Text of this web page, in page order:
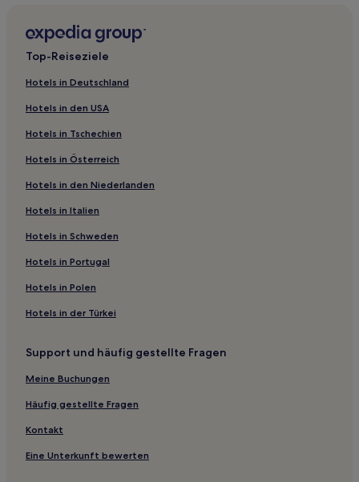
Top-Reiseziele
Hotels in Deutschland
Hotels in den USA
Hotels in Tschechien
Hotels in Österreich
Hotels in den Niederlanden
Hotels in Italien
Hotels in Schweden
Hotels in Portugal
Hotels in Polen
Hotels in der Türkei
Support und häufig gestellte Fragen
Meine Buchungen
Häufig gestellte Fragen
Kontakt
Eine Unterkunft bewerten